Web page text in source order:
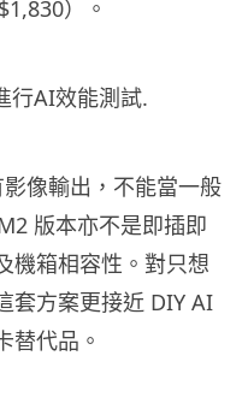
）。
像輸出，不能當一般
版本亦不是即插即
機箱相容性。對只想
套方案更接近 DIY AI
替代品。